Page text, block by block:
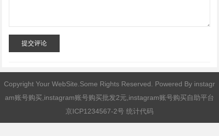
提交评论
Copyright Your WebSite.Some Rights Reserved. Powered By instagr
am账号购买,instagram账号购买批发2元,instagram账号购买自助平台
京ICP1234567-2号 统计代码